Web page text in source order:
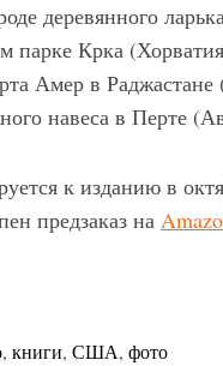
деревянного
парке Крка
Амер в
навеса в Перте
к изданию в
предзаказ на
, книги, США, фото